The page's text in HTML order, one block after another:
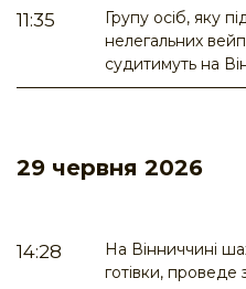
11:35
Групу осіб, яку
нелегальних
судитимуть на
29 червня 2026
14:28
На Вінниччині
готівки,